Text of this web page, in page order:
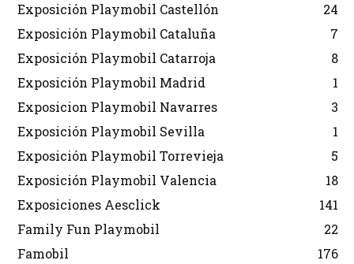
Exposición Playmobil Castellón
24
Exposición Playmobil Cataluña
7
Exposición Playmobil Catarroja
8
Exposición Playmobil Madrid
1
Exposicion Playmobil Navarres
3
Exposición Playmobil Sevilla
1
Exposición Playmobil Torrevieja
5
Exposición Playmobil Valencia
18
Exposiciones Aesclick
141
Family Fun Playmobil
22
Famobil
176